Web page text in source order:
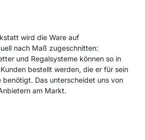
wird die Ware auf
nach Maß zugeschnitten:
und Regalsysteme können so in
bestellt werden, die er für sein
benötigt. Das unterscheidet uns von
am Markt.